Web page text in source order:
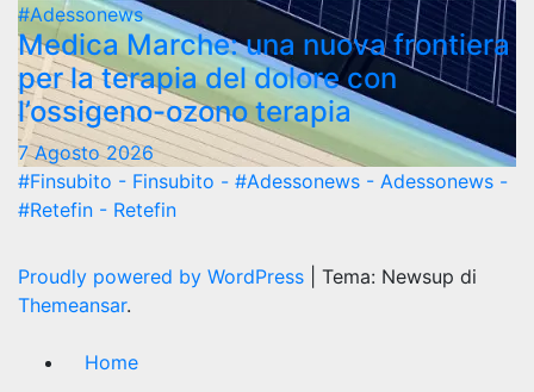
#Adessonews
Medica Marche: una nuova frontiera
per la terapia del dolore con
l’ossigeno-ozono terapia
7 Agosto 2026
#Finsubito - Finsubito - #Adessonews - Adessonews -
#Retefin - Retefin
Proudly powered by WordPress
Tema: Newsup di
Themeansar.
Home